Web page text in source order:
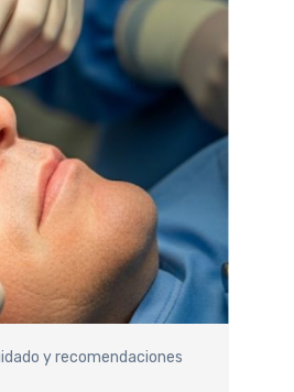
y recomendaciones